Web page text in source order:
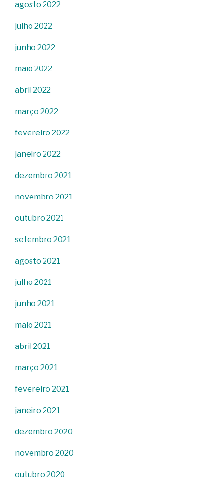
agosto 2022
julho 2022
junho 2022
maio 2022
abril 2022
março 2022
fevereiro 2022
janeiro 2022
dezembro 2021
novembro 2021
outubro 2021
setembro 2021
agosto 2021
julho 2021
junho 2021
maio 2021
abril 2021
março 2021
fevereiro 2021
janeiro 2021
dezembro 2020
novembro 2020
outubro 2020